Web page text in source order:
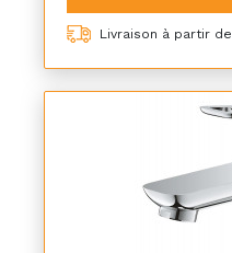
Livraison à partir de